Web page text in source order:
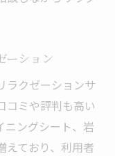
ーション
ラクゼーションサ
コミや評判も高い
ニングシート、岩
えており、利用者